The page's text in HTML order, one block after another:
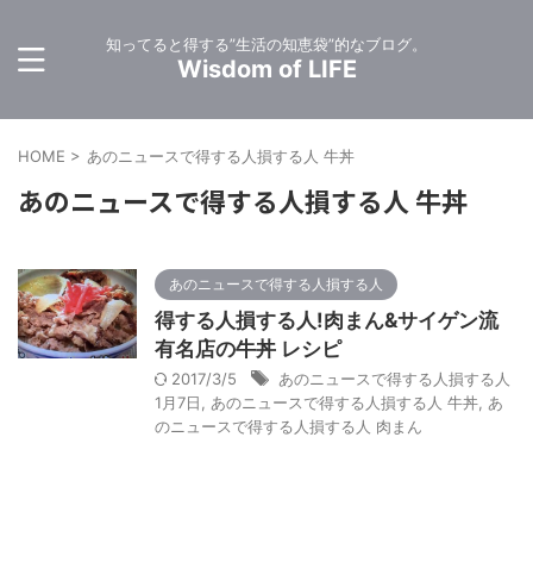
知ってると得する”生活の知恵袋”的なブログ。
Wisdom of LIFE
HOME > あのニュースで得する人損する人 牛丼
あのニュースで得する人損する人 牛丼
あのニュースで得する人損する人
得する人損する人!肉まん&サイゲン流
有名店の牛丼 レシピ
2017/3/5
あのニュースで得する人損する人
1月7日
あのニュースで得する人損する人 牛丼 あ
のニュースで得する人損する人 肉まん